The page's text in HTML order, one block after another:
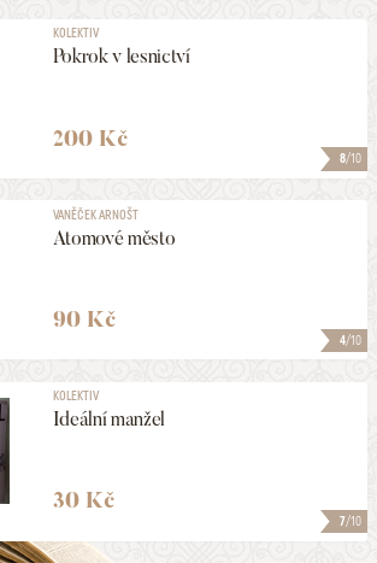
8/10
KOLEKTIV
Pokrok v lesnictví
200 Kč
4/10
VANĚČEK ARNOŠT
Atomové město
90 Kč
7/10
KOLEKTIV
Ideální manžel
30 Kč